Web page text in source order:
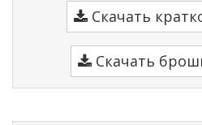
Скачать
Скачать